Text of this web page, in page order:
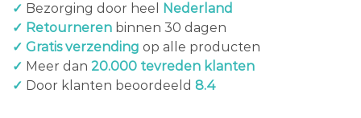
✓ Bezorging door heel
Nederland
✓ Retourneren binnen 30 dagen
✓ Gratis verzending op alle producten
✓ Meer dan 20.000 tevreden klanten
✓ Door klanten beoordeeld 8.4